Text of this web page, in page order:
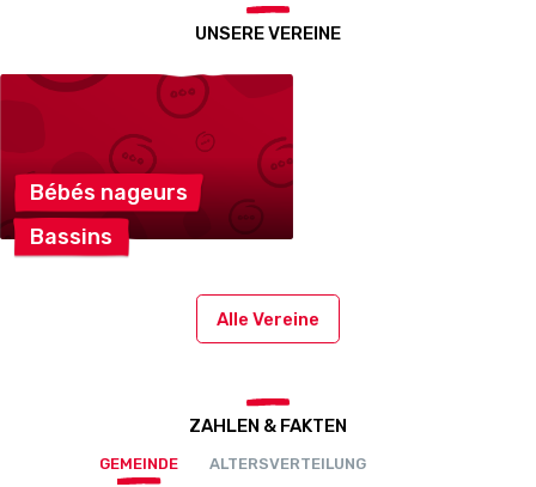
UNSERE VEREINE
Bébés nageurs
Bassins
Alle Vereine
ZAHLEN & FAKTEN
GEMEINDE ALTERSVERTEILUNG